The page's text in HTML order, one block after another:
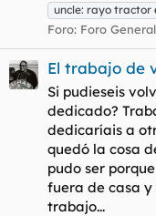
uncle: rayo tractor
Foro: Foro General
El trabajo de
Si pudieseis
dedicado?
dedicaríais a
quedó la cosa
pudo ser
fuera de casa y
trabajo...